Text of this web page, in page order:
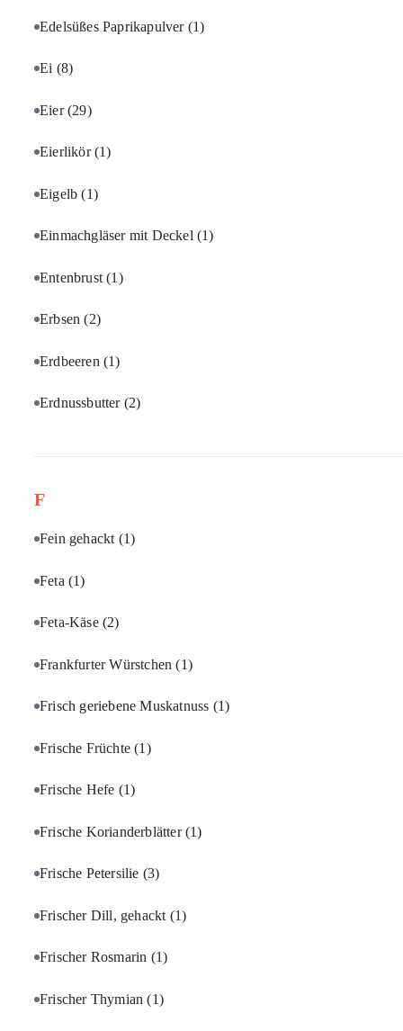
Edelsüßes Paprikapulver (1)
Ei (8)
Eier(29)
Eierlikör(1)
Eigelb(1)
Einmachgläser mit Deckel (1)
Entenbrust(1)
Erbsen(2)
Erdbeeren (1)
Erdnussbutter (2)
F
Fein gehackt (1)
Feta (1)
Feta-Käse (2)
Frankfurter Würstchen(1)
Frisch geriebene Muskatnuss (1)
Frische Früchte(1)
Frische Hefe (1)
Frische Korianderblätter(1)
Frische Petersilie (3)
Frischer Dill, gehackt (1)
Frischer Rosmarin (1)
Frischer Thymian(1)